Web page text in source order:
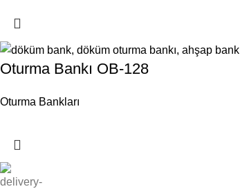
Oturma Bankı OB-128
Oturma Bankları